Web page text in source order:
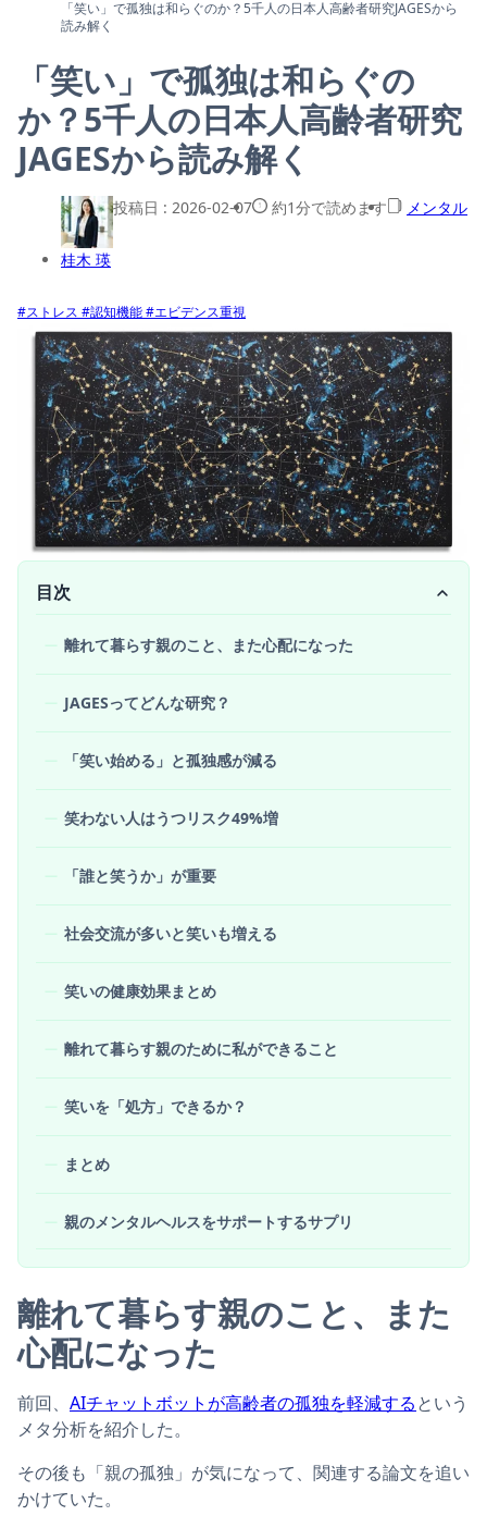
「笑い」で孤独は和らぐのか？5千人の日本人高齢者研究JAGESから
読み解く
「笑い」で孤独は和らぐの
か？5千人の日本人高齢者研究
JAGESから読み解く
桂木 瑛
投稿日 : 2026-02-07 約1分で読めます メンタル
#ストレス #認知機能#エビデンス重視
目次
離れて暮らす親のこと、また心配になった
JAGESってどんな研究？
「笑い始める」と孤独感が減る
笑わない人はうつリスク49%増
「誰と笑うか」が重要
社会交流が多いと笑いも増える
笑いの健康効果まとめ
離れて暮らす親のために私ができること
笑いを「処方」できるか？
まとめ
親のメンタルヘルスをサポートするサプリ
離れて暮らす親のこと、また
心配になった
前回、 AIチャットボットが高齢者の孤独を軽減するという
メタ分析を紹介した。
その後も「親の孤独」が気になって、関連する論文を追い
かけていた。